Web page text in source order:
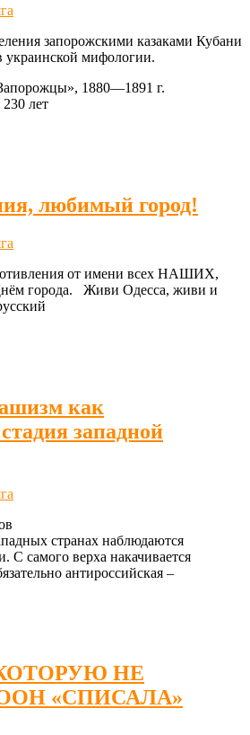
запорожскими казаками Кубани
украинской мифологии.
1880—1891 г.
230 лет
любимый город!
от имени всех НАШИХ,
города. Живи Одесса, живи и
как
западной
странах наблюдаются
самого верха накачивается
антироссийская –
НЕ
«СПИСАЛА»